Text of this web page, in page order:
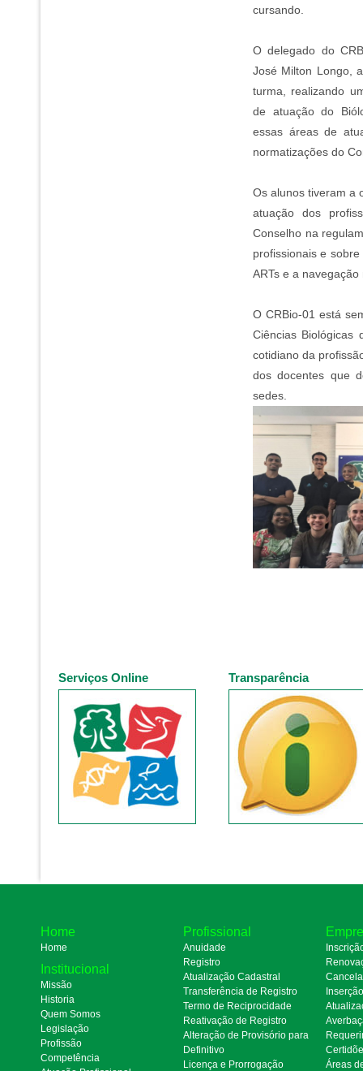
cursando.
O delegado do
José Milton Longo,
turma, realizando
de atuação do
essas áreas de
normatizações do
Os alunos tiveram a
atuação dos
Conselho na
profissionais e
ARTs e a
O CRBio-01 está
Ciências Biológicas
cotidiano da
dos docentes que
sedes.
Serviços Online Transparência
Home
Home
Institucional
Missão
Historia
Quem Somos
Legislação
Profissão
Competência
Profissional
Anuidade
Registro
Atualização Cadastral
Transferência de Registro
Termo de Reciprocidade
Reativação de Registro
Alteração de Provisório para
Definitivo
Licença e Prorrogação
Áreas